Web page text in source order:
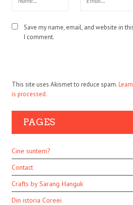
Save my name, email, and website in
I comment.
This site uses Akismet to reduce spam.
is processed.
PAGES
Cine suntem?
Contact
Crafts by Sarang Hanguk
Din istoria Coreei